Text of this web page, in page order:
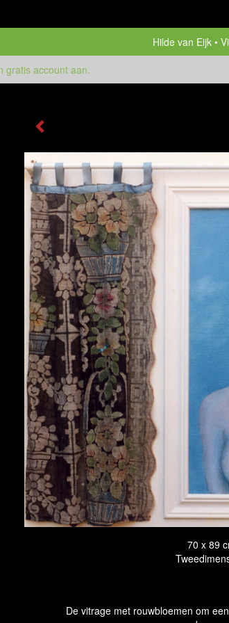
Hilde van Eijk
gratis account aan.
70 x 89
De vitrage met rouwbloemen om een